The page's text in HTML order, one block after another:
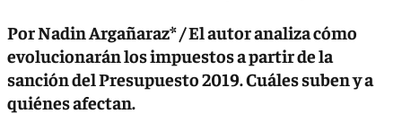
Por Nadin Argañaraz* / El autor analiza cómo
evolucionarán los impuestos a partir de la
sanción del Presupuesto 2019. Cuáles suben y a
quiénes afectan.